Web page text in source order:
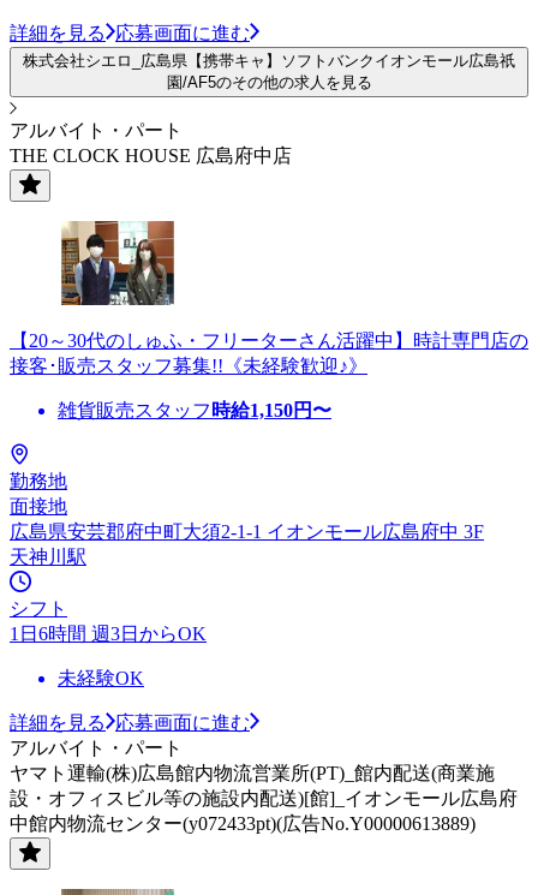
詳細を見る 応募画面に進む
株式会社シエロ_広島県【携帯キャ】ソフトバンクイオンモール広島祇
園/AF5のその他の求人を見る
アルバイト・パート
THE CLOCK HOUSE 広島府中店
【20～30代のしゅふ・フリーターさん活躍中】時計専門店の
接客･販売スタッフ募集!!《未経験歓迎♪》
雑貨販売スタッフ 時給1,150円〜
勤務地
面接地
広島県安芸郡府中町大須2-1-1 イオンモール広島府中 3F
天神川駅
シフト
1日6時間 週3日からOK
未経験OK
詳細を見る
応募画面に進む
アルバイト・パート
ヤマト運輸(株)広島館内物流営業所(PT)_館内配送(商業施
設・オフィスビル等の施設内配送)[館]_イオンモール広島府
中館内物流センター(y072433pt)(広告No.Y00000613889)